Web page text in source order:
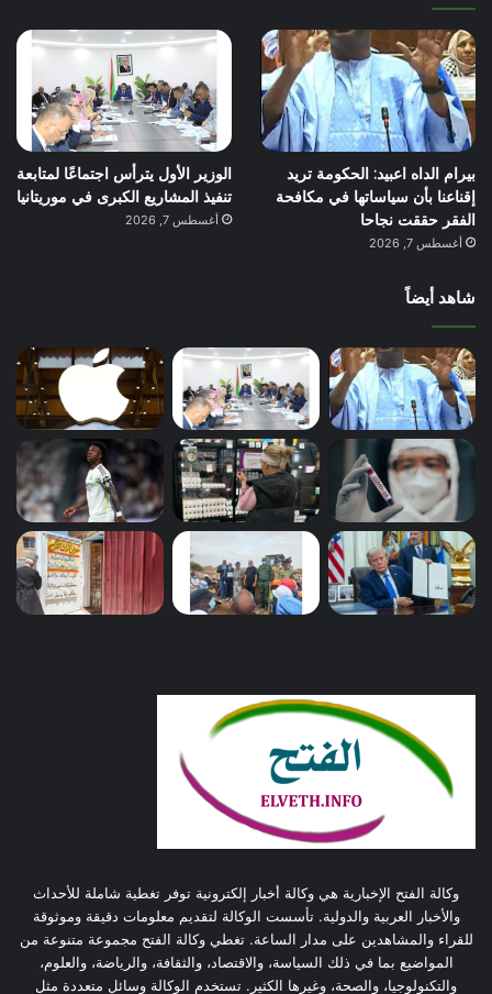
بيرام الداه اعبيد: الحكومة تريد
إقناعنا بأن سياساتها في مكافحة
الفقر حققت نجاحا
أغسطس 7, 2026
الوزير الأول يترأس اجتماعًا لمتابعة
تنفيذ المشاريع الكبرى في موريتانيا
أغسطس 7, 2026
شاهد أيضاً
وكالة الفتح الإخبارية هي وكالة أخبار إلكترونية توفر تغطية شاملة للأحداث
والأخبار العربية والدولية. تأسست الوكالة لتقديم معلومات دقيقة وموثوقة
للقراء والمشاهدين على مدار الساعة. تغطي وكالة الفتح مجموعة متنوعة من
المواضيع بما في ذلك السياسة، والاقتصاد، والثقافة، والرياضة، والعلوم،
والتكنولوجيا، والصحة، وغيرها الكثير. تستخدم الوكالة وسائل متعددة مثل